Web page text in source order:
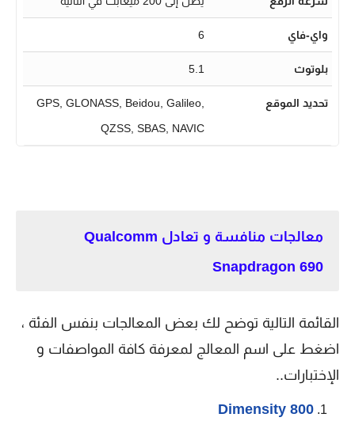
واي-فاي 6
بلوتوث 5.1
تحديد الموقع
GPS, GLONASS, Beidou, Galileo,
QZSS, SBAS, NAVIC
معالجات منافسة و تعادل Qualcomm
Snapdragon 690
القائمة التالية توضح لك بعض المعالجات بنفس الفئة ،
اضغط على اسم المعالج لمعرفة كافة المواصفات و
الإختبارات..
Dimensity 800